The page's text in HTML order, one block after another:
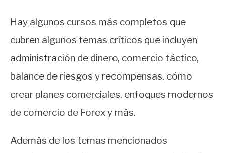
Hay algunos cursos más completos que
cubren algunos temas críticos que incluyen
administración de dinero, comercio táctico,
balance de riesgos y recompensas, cómo
crear planes comerciales, enfoques modernos
de comercio de Forex y más.
Además de los temas mencionados